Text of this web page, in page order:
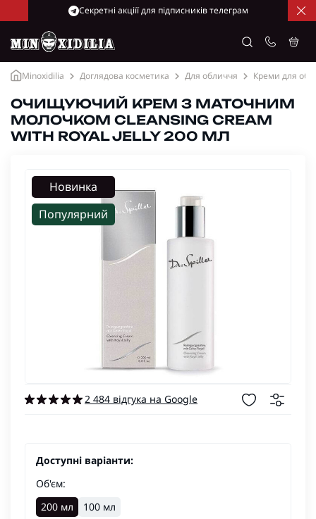
Cекретні акціїї для підписників телеграм
Minoxidilia Доглядова косметика Для обличчя Креми для
ОЧИЩУЮЧИЙ КРЕМ З МАТОЧНИМ
МОЛОЧКОМ CLEANSING CREAM
WITH ROYAL JELLY 200 МЛ
Новинка
Популярний
2 484 відгука на Google
Доступні варіанти:
Об'єм:
200 мл
100 мл